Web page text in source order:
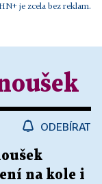
je zcela bez reklam.
ODEBÍRAT
na kole i